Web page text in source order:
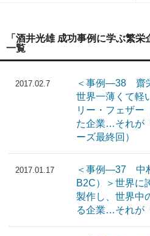
「酒井光雄 成功事例に学ぶ繁
一覧
2017.02.7
＜事例―38 齋
世界一薄くて軽
リー・フェザー
た企業…それが
ーズ最終回）
2017.01.17
＜事例―37 中
B2C）＞世界に
製作し、世界中
る企業…それが